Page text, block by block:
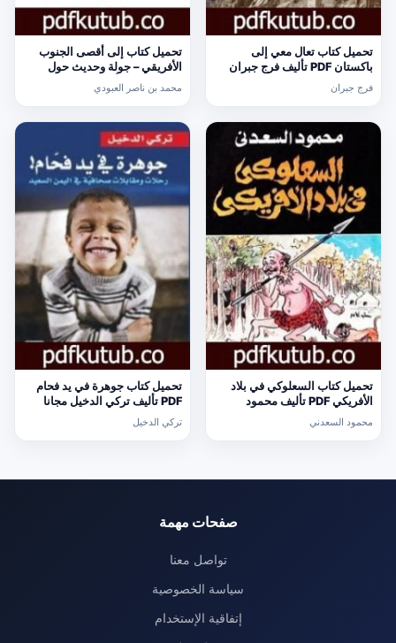
تحميل كتاب تعال معي إلى
باكستان PDF تأليف فرج جبران
مجانا [كامل]
فرج جبران
تحميل كتاب إلى أقصى الجنوب
الأفريقي – جولة وحديث حول
الإسلام PDF تأليف محمد بن ناصر
العبودي مجانا [كامل]
محمد بن ناصر العبودي
تحميل كتاب السعلوكي في بلاد
الأفريكي PDF تأليف محمود
السعدني مجانا [كامل]
محمود السعدني
تحميل كتاب جوهرة في يد فحام
PDF تأليف تركي الدخيل مجانا
[كامل]
تركي الدخيل
صفحات مهمة
تواصل معنا
سياسة الخصوصية
إتفاقية الإستخدام